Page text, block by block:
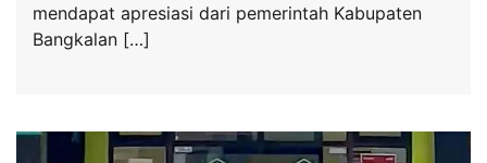
mendapat apresiasi dari pemerintah Kabupaten
Bangkalan […]